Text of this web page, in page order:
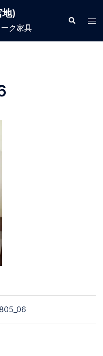
地)
ク家具